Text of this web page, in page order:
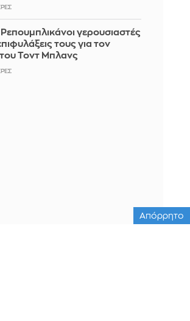
γερουσιαστές
τους για τον
Τοντ Μπλανς
Απόρρητο